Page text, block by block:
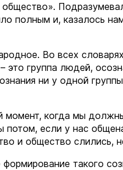
общество».
полным и, казалось
Во всех
это группа людей,
ни у одной
момент, когда мы
потом, если у нас
и общество слились,
такого